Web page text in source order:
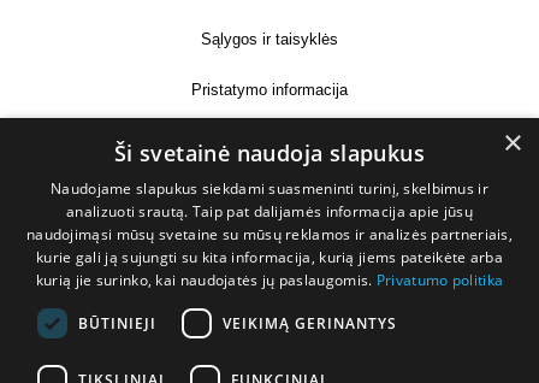
Sąlygos ir taisyklės
Pristatymo informacija
Prekių grąžinimas
Kontaktai
+370 677 31358
×
Ši svetainė naudoja slapukus
Naudojame slapukus siekdami suasmeninti turinį, skelbimus ir
analizuoti srautą. Taip pat dalijamės informacija apie jūsų
naudojimąsi mūsų svetaine su mūsų reklamos ir analizės partneriais,
kurie gali ją sujungti su kita informacija, kurią jiems pateikėte arba
kurią jie surinko, kai naudojatės jų paslaugomis. Privatumo politika
BŪTINIEJI VEIKIMĄ GERINANTYS